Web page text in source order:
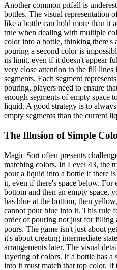
Another common pitfall is
bottles. The visual representation
like a bottle can hold more than it
true when dealing with multiple
color into a bottle, thinking there's
pouring a second color is
its limit, even if it doesn't appear
very close attention to the fill lines
segments. Each segment
pouring, players need to ensure
enough segments of empty space
liquid. A good strategy is to
empty segments than the current
The Illusion of Simple
Magic Sort often presents
matching colors. In Level 43, the
pour a liquid into a bottle if there
it, even if there's space below. For
bottom and then an empty space,
has blue at the bottom, then
cannot pour blue into it. This rule
order of pouring not just for filling
pours. The game isn't just about
it's about creating intermediate
arrangements later. The visual
layering of colors. If a bottle has a
into it must match that top color. If